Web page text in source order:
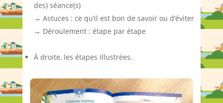
des) séance(s)
→ Astuces : ce qu’il est bon de savoir ou d’éviter
→ Déroulement : étape par étape
À droite, les étapes illustrées.